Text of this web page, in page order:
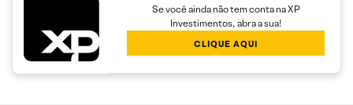
Se você ainda não tem conta na XP
Investimentos, abra a sua!
CLIQUE AQUI